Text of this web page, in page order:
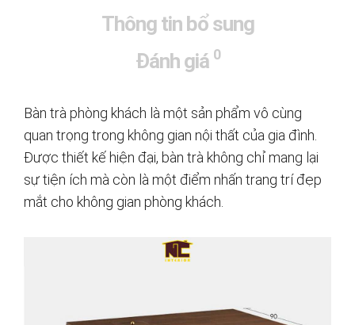
Thông tin bổ sung
Đánh giá 0
Bàn trà phòng khách là một sản phẩm vô cùng
quan trọng trong không gian nội thất của gia đình.
Được thiết kế hiện đại, bàn trà không chỉ mang lại
sự tiện ích mà còn là một điểm nhấn trang trí đẹp
mắt cho không gian phòng khách.